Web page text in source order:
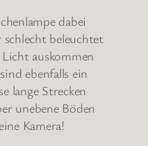
dabei
schlecht beleuchtet
auskommen
ebenfalls ein
lange Strecken
unebene Böden
Kamera!